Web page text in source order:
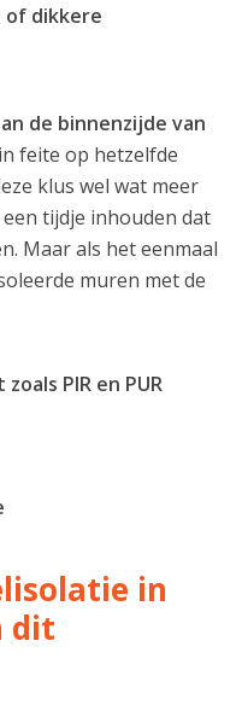
of dikkere
de binnenzijde van
feite op hetzelfde
klus wel wat meer
tijdje inhouden dat
Maar als het eenmaal
muren met de
PIR en PUR
in
dit